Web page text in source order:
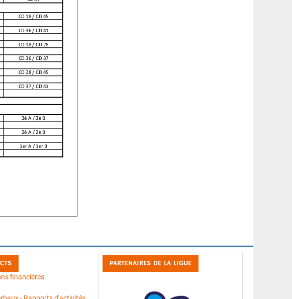
financières
PARTENAIRES DE LA LIGUE